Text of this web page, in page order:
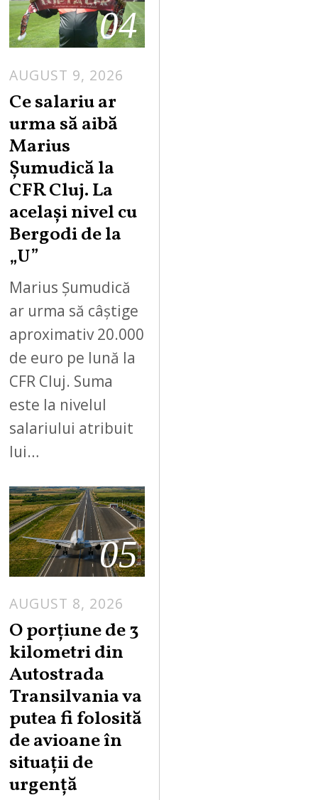
04
AUGUST 9, 2026
Ce salariu ar
urma să aibă
Marius
Șumudică la
CFR Cluj. La
același nivel cu
Bergodi de la
„U”
Marius Șumudică
ar urma să câștige
aproximativ 20.000
de euro pe lună la
CFR Cluj. Suma
este la nivelul
salariului atribuit
lui…
05
AUGUST 8, 2026
U
G
T
8
O porțiune de 3
kilometri din
Autostrada
Transilvania va
putea fi folosită
de avioane în
situații de
urgență